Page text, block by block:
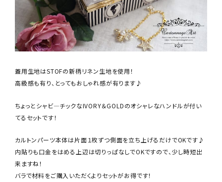
お問い合わせ
蓋用生地はSTOFの新柄リネン生地を使用！
高級感も有り、とってもおしゃれ感が有ります♪
ちょっとシャビ―チックなIVORY＆GOLDのオシャレなハンドルが付い
てるセットです！
カルトンパーツ本体は片面１枚ずつ側面を立ち上げるだけでOKです♪
内貼りも口金をはめる上辺は切りっぱなしでOKですので、少し時短出
来ますね！
バラで材料をご購入いただくよりセットがお得です！